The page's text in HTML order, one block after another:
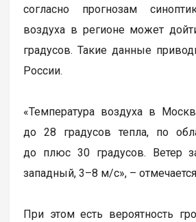
согласно прогнозам
воздуха в регионе может
градусов. Такие данные
России.
«Температура воздуха в
до 28 градусов тепла, по
до плюс 30 градусов. Ветер
западный, 3–8 м/c», –
При этом есть вероятность